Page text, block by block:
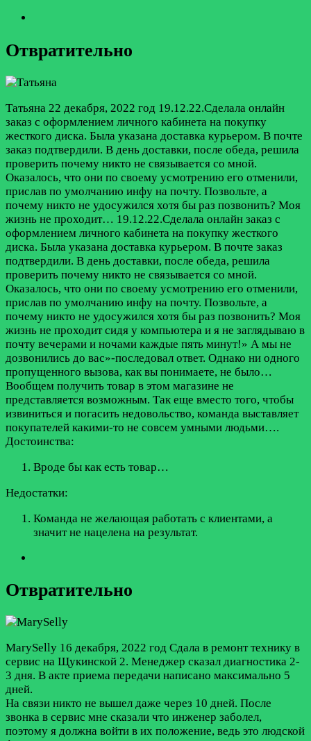
Отвратительно
Татьяна 22 декабря, 2022 год 19.12.22.Сделала онлайн
заказ с оформлением личного кабинета на покупку
жесткого диска. Была указана доставка курьером. В почте
заказ подтвердили. В день доставки, после обеда, решила
проверить почему никто не связывается со мной.
Оказалось, что они по своему усмотрению его отменили,
прислав по умолчанию инфу на почту. Позвольте, а
почему никто не удосужился хотя бы раз позвонить? Моя
жизнь не проходит… 19.12.22.Сделала онлайн заказ с
оформлением личного кабинета на покупку жесткого
диска. Была указана доставка курьером. В почте заказ
подтвердили. В день доставки, после обеда, решила
проверить почему никто не связывается со мной.
Оказалось, что они по своему усмотрению его отменили,
прислав по умолчанию инфу на почту. Позвольте, а
почему никто не удосужился хотя бы раз позвонить? Моя
жизнь не проходит сидя у компьютера и я не заглядываю в
почту вечерами и ночами каждые пять минут!» А мы не
дозвонились до вас»-последовал ответ. Однако ни одного
пропущенного вызова, как вы понимаете, не было…
Вообщем получить товар в этом магазине не
представляется возможным. Так еще вместо того, чтобы
извиниться и погасить недовольство, команда выставляет
покупателей какими-то не совсем умными людьми….
Достоинства:
Вроде бы как есть товар…
Недостатки:
Команда не желающая работать с клиентами, а
значит не нацелена на результат.
Отвратительно
MarySelly 16 декабря, 2022 год Сдала в ремонт технику в
сервис на Щукинской 2. Менеджер сказал диагностика 2-
3 дня. В акте приема передачи написано максимально 5
дней.
На связи никто не вышел даже через 10 дней. После
звонка в сервис мне сказали что инженер заболел,
поэтому я должна войти в их положение, ведь это людской